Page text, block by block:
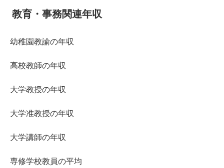
教育・事務関連年収
幼稚園教諭の年収
高校教師の年収
大学教授の年収
大学准教授の年収
大学講師の年収
専修学校教員の平均